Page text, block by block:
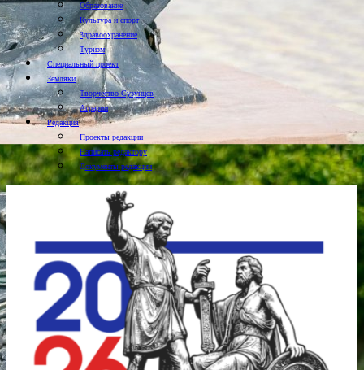
Образование
Культура и спорт
Здравоохранение
Туризм
Специальный проект
Земляки
Творчество Сузунцев
Аграрии
Редакция
Проекты редакции
Написать редактору
Документы редакции